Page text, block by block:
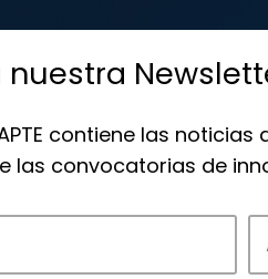
contiene las noticias
las convocatorias de